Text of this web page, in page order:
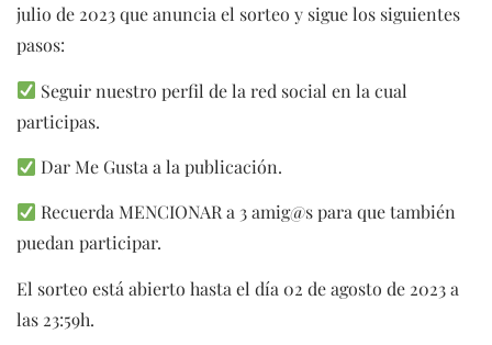
julio de 2023 que anuncia el sorteo y sigue los siguientes
pasos:
Seguir nuestro perfil de la red social en la cual
participas.
Dar Me Gusta a la publicación.
Recuerda MENCIONAR a 3 amig@s para que también
puedan participar.
El sorteo está abierto hasta el día 02 de agosto de 2023 a
las 23:59h.